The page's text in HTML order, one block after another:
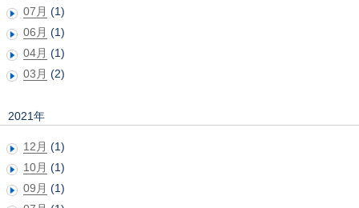
07月 (1)
06月 (1)
04月 (1)
03月 (2)
2021年
12月 (1)
10月 (1)
09月 (1)